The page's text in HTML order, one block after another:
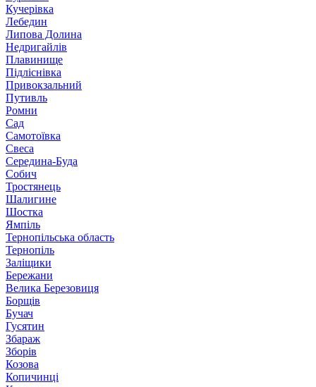
Кучерівка
Лебедин
Липова Долина
Недригайлів
Плавинище
Підліснівка
Привокзальний
Путивль
Ромни
Сад
Самотоївка
Свеса
Середина-Буда
Собич
Тростянець
Шалигине
Шостка
Ямпіль
Тернопільська область
Тернопіль
Заліщики
Бережани
Велика Березовиця
Борщів
Бучач
Гусятин
Збараж
Зборів
Козова
Копичинці